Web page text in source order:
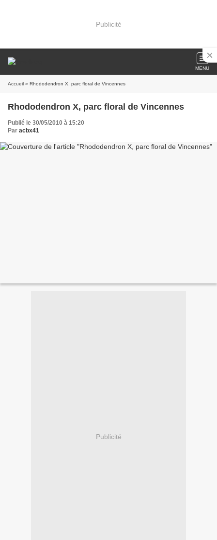
Publicité
MENU
Accueil » Rhododendron X, parc floral de Vincennes
Rhododendron X, parc floral de Vincennes
Publié le 30/05/2010 à 15:20
Par acbx41
Publicité